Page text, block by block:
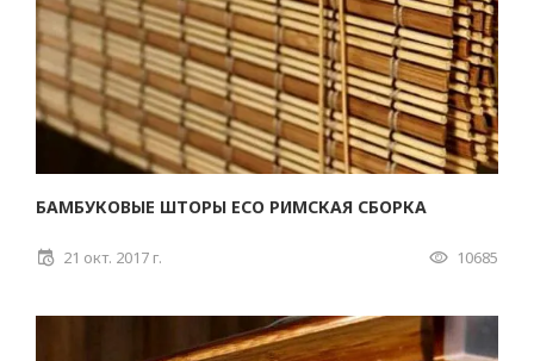
БАМБУКОВЫЕ ШТОРЫ ECO РИМСКАЯ СБОРКА
21 окт. 2017 г. 10685